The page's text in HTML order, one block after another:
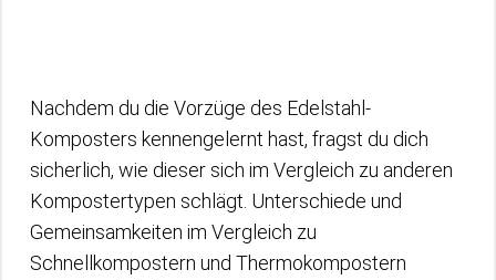
Nachdem du die Vorzüge des Edelstahl-
Komposters kennengelernt hast, fragst du dich
sicherlich, wie dieser sich im Vergleich zu anderen
Kompostertypen schlägt. Unterschiede und
Gemeinsamkeiten im Vergleich zu
Schnellkompostern und Thermokompostern